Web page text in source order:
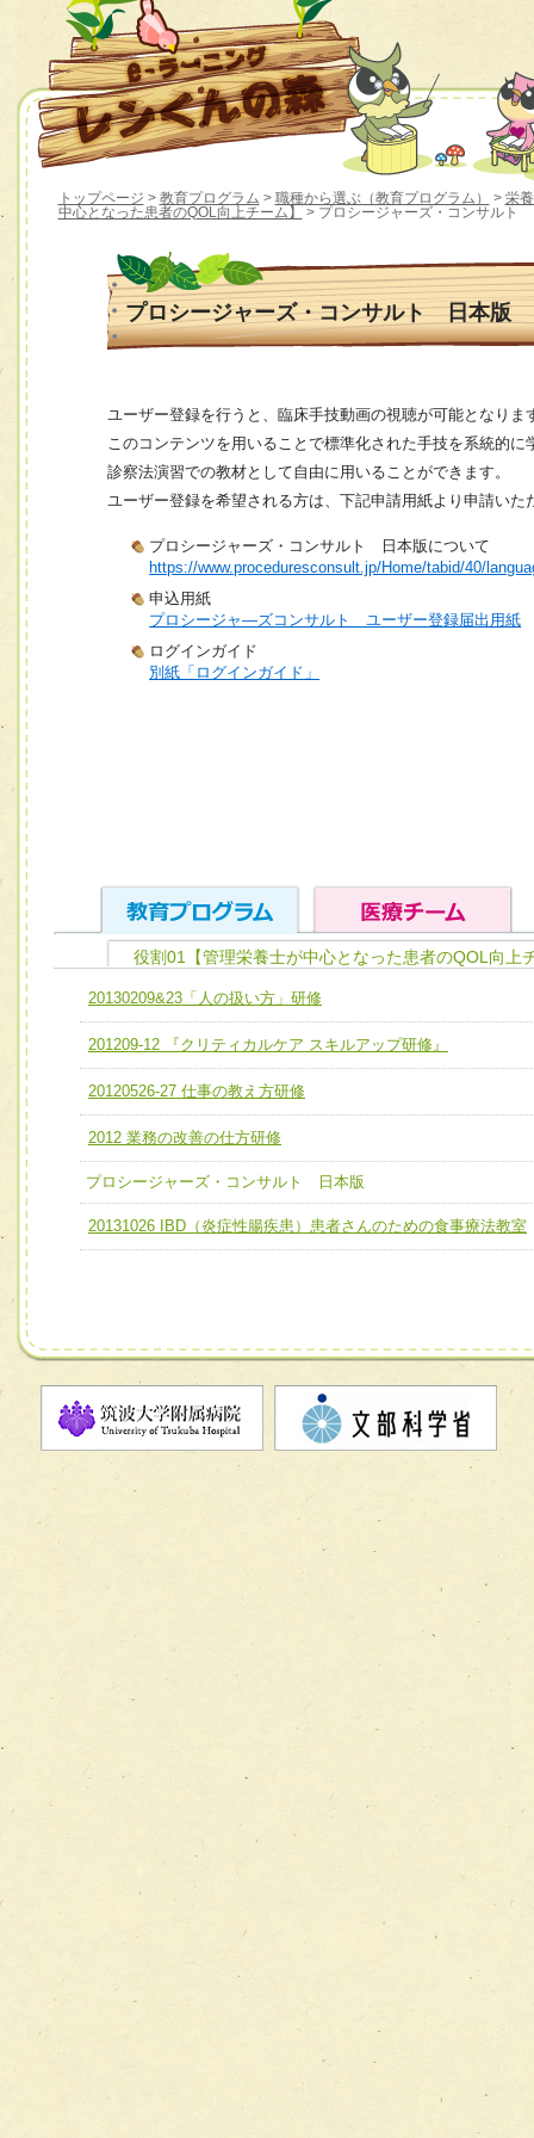
トップページ > 教育プログラム > 職種から選ぶ（教育プログラム） > 栄
中心となった患者のQOL向上チーム】
> プロシージャーズ・コンサルト
プロシージャーズ・コンサルト 日本版
ユーザー登録を行うと、臨床手技動画の視聴が可能となりま
このコンテンツを用いることで標準化された手技を系統的
診察法演習での教材として自由に用いることができます。
ユーザー登録を希望される方は、下記申請用紙より申請いた
プロシージャーズ・コンサルト 日本版について
https://www.proceduresconsult.jp/Home/tabid/40/
申込用紙
プロシージャ―ズコンサルト ユーザー登録届出用紙
ログインガイド
別紙「ログインガイド」
ユニット１ 医療人としての基礎能力
全人的医療を実践する医療人として、必要な基礎能力を身
ける
ユニット２ チーム医療構成力
必要に応じて柔軟に医療チームを組織し、強調できる
ユニット３ 多職種連携力
他職種の視点とスキルを学び、相互理解と連携を深める
チーム01【病院内横断的問題解決チーム】
チーム02【地域医療連携推進による高度医療を必要とする
宅患者等支援チーム】
チーム03【癌患者服薬サポートチーム】
チーム04【口腔ケアチーム】
チーム05【せん妄対策チーム】
チーム08【地域関係機関と連携した小児リハビリテーショ
チーム】
チーム09【術前から始める周術期リハビリテーションチー
ム】
チーム10【包括的リハビリテーションコンサルテーション
チーム13【非がんに対する緩和ケアチーム】
役割01【管理栄養士が中心となった患者のQOL向上
20130209&23「人の扱い方」研修
201209-12 『クリティカルケア スキルアップ研修』
20120526-27 仕事の教え方研修
2012 業務の改善の仕方研修
プロシージャーズ・コンサルト 日本版
20131026 IBD（炎症性腸疾患）患者さんのための食事療法教室